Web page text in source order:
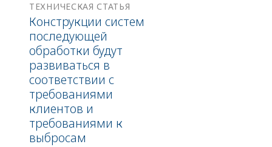
ТЕХНИЧЕСКАЯ СТАТЬЯ
Конструкции систем
последующей
обработки будут
развиваться в
соответствии с
требованиями
клиентов и
требованиями к
выбросам